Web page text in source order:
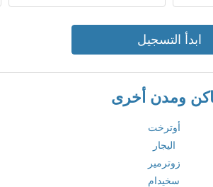
ابدأ التسجيل
ومدن أخرى
أوترخت
اليجار
زوترمير
سخيدام